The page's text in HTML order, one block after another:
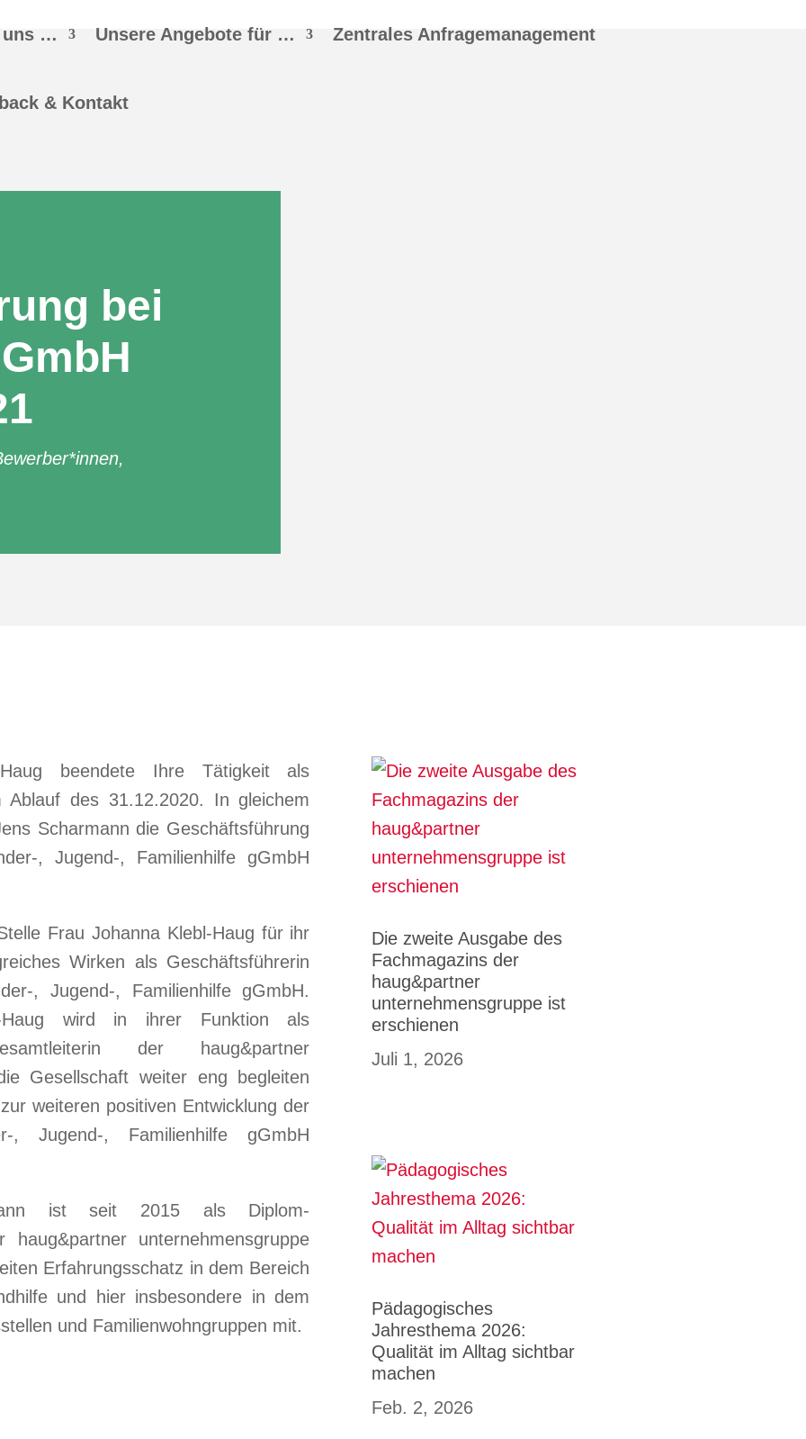
uns … Unsere Angebote für … Zentrales Anfragemanagement
& Kontakt
bei
,
beendete Ihre Tätigkeit als
Ablauf des 31.12.2020. In gleichem
Scharmann die Geschäftsführung
, Jugend-, Familienhilfe gGmbH
Frau Johanna Klebl-Haug für ihr
Wirken als Geschäftsführerin
, Jugend-, Familienhilfe gGmbH.
Haug wird in ihrer Funktion als
der haug&partner
Gesellschaft weiter eng begleiten
weiteren positiven Entwicklung der
, Jugend-, Familienhilfe gGmbH
ist seit 2015 als Diplom-
haug&partner unternehmensgruppe
Erfahrungsschatz in dem Bereich
und hier insbesondere in dem
und Familienwohngruppen mit.
Die zweite Ausgabe des
Fachmagazins der
haug&partner
unternehmensgruppe ist
erschienen
Juli 1, 2026
Pädagogisches
Jahresthema 2026:
Qualität im Alltag sichtbar
machen
Feb. 2, 2026